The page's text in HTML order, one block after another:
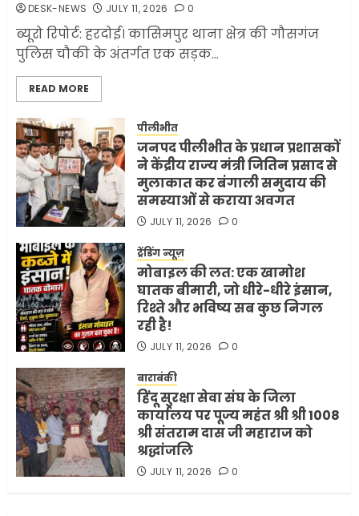
JUNE 1, 2026
3
व्यवहार क्यों?
JUNE 1, 2026 0
4
अमेरिका ने फिर से ईरान को युद्ध
समाप्त करने के लिए भेजी अपनी 5
MAY 18, 2026
5
भारत-अमेरिका व्यापार समझौता
ट्रंप ने किया एलान
FEBRUARY 3, 2026
DESK-NEWS JULY 11, 2026 0
ब्यूरो रिपोर्ट: हरदोई। कासिमपुर थाना क्षेत्र की गौसगंज
पुलिस चौकी के अंतर्गत एक सड़क...
READ MORE
पीलीभीत
जनपद पीलीभीत के प्रधान प्रशासकों
ने केंद्रीय राज्य मंत्री जितिन प्रसाद से
मुलाकात कर बंगाली समुदाय की
समस्याओं से कराया अवगत
JULY 11, 2026 0
ट्रेंडिंग न्यूज़
मोबाइल की लत: एक खामोश
घातक बीमारी, जो धीरे-धीरे इंसान,
रिश्ते और भविष्य सब कुछ निगल
रही है!
JULY 11, 2026 0
बाराबंकी
हिंदू सुरक्षा सेवा संघ के जिला
कार्यालय पर पूज्य महंत श्री श्री 1008
श्री संतराम दास जी महाराज को
श्रद्धांजलि
JULY 11, 2026 0